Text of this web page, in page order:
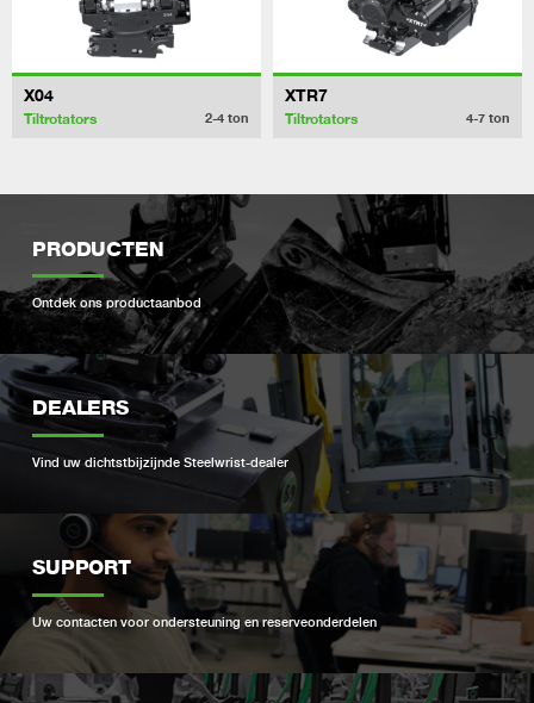
X04
Tiltrotators 2-4 ton
XTR7
Tiltrotators 4-7 ton
PRODUCTEN
Ontdek ons ​​productaanbod
DEALERS
Vind uw dichtstbijzijnde Steelwrist-dealer
SUPPORT
Uw contacten voor ondersteuning en reserveonderdelen